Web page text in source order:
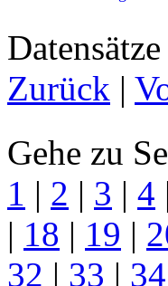
Zurück |
Gehe zu
1 | 2 | 3 | 4 |
| 18 | 19 |
32 | 33 | 34